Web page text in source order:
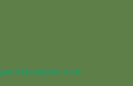
для бородатых агам